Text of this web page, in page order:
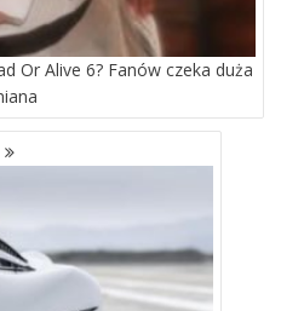
Or Alive 6? Fanów czeka duża